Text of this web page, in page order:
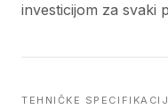
investicijom za svaki
TEHNIČKE